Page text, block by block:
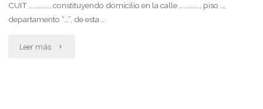
CUIT ……………, constituyendo domicilio en la calle ……………, piso …,
departamento “…”, de esta …
Leer más "Daños